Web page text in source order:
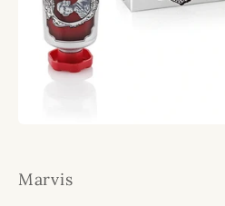
1
in
Marvis